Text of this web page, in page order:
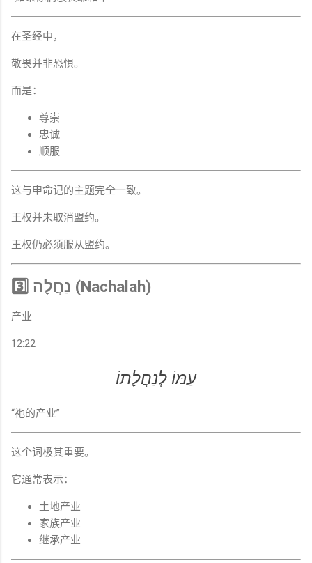
在圣经中，
敬畏并非恐惧。
而是：
尊崇
忠诚
顺服
这与申命记的主题完全一致。
王权并未取消盟约。
王权仍必须服从盟约。
3️⃣ נַחֲלָה (Nachalah)
产业
12:22
עַמּוֹ לְנַחֲלָתוֹ
“祂的产业”
这个词极其重要。
它通常表示：
土地产业
家族产业
继承产业